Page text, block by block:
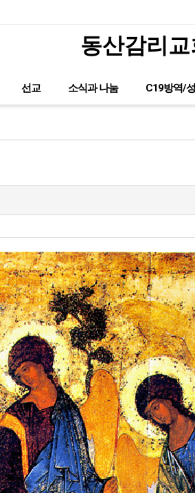
동산감리교
선교 소식과 나눔 C19방역/